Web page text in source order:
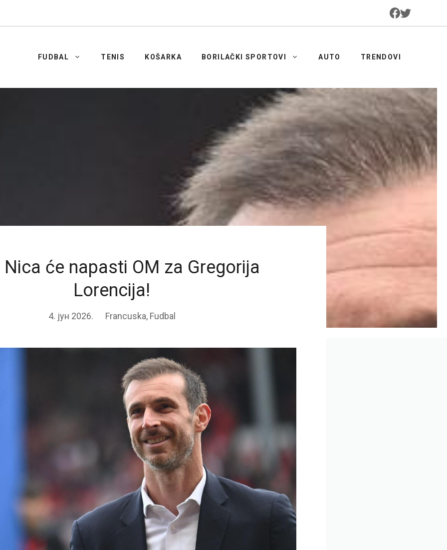
FUDBAL TENIS KOŠARKA BORILAČKI SPORTOVI AUTO TRENDOVI
Nica će napasti OM za Gregorija
Lorencija!
4. јун 2026. Francuska, Fudbal